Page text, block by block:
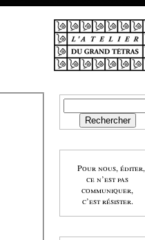
Pour nous, éditer,
ce n’est pas
communiquer,
c’est résister.